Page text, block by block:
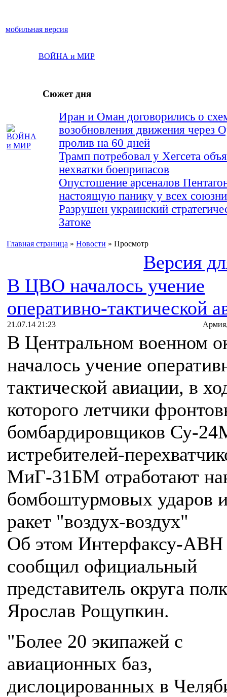
мобильная версия
ВОЙНА и МИР
Сюжет дня
Иран и Оман договорились о
возобновления движения через
пролив на 60 дней
Трамп потребовал у Хегсета
нехватки боеприпасов
Опустошение арсеналов
настоящую панику у всех
Разрушен украинский
Затоке
Главная страница » Новости » Просмотр
Версия
В ЦВО началось учение
оперативно-тактической
21.07.14 21:23
В Центральном военном
началось учение
тактической авиации, в
которого летчики
бомбардировщиков Су-
истребителей-
МиГ-31БМ отработают
бомбоштурмовых ударов
ракет "воздух-воздух"
Об этом Интерфаксу-АВН
сообщил официальный
представитель округа
Ярослав Рощупкин.
"Более 20 экипажей с
авиационных баз,
дислоцированных в